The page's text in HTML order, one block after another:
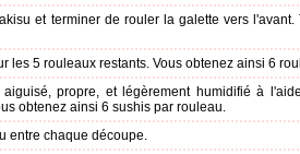
et terminer de rouler la galette vers
les 5 rouleaux restants. Vous obtenez ainsi 6
propre, et légèrement humidifié à
obtenez ainsi 6 sushis par rouleau.
entre chaque découpe.